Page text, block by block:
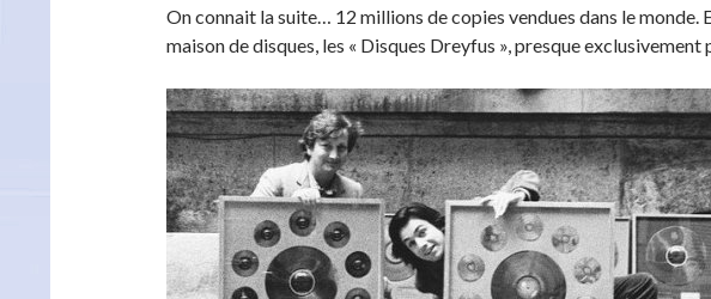
On connait la suite… 12 millions de copies vendues dans le monde.
maison de disques, les « Disques Dreyfus », presque